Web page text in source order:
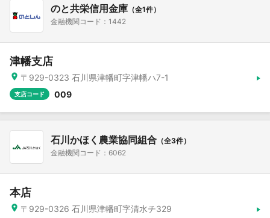
のと共栄信用金庫 （全1件）
金融機関コード：1442
津幡支店
〒929-0323 石川県津幡町字津幡ハ7-1
支店コード 009
石川かほく農業協同組合 （全3件）
金融機関コード：6062
本店
〒929-0326 石川県津幡町字清水チ329